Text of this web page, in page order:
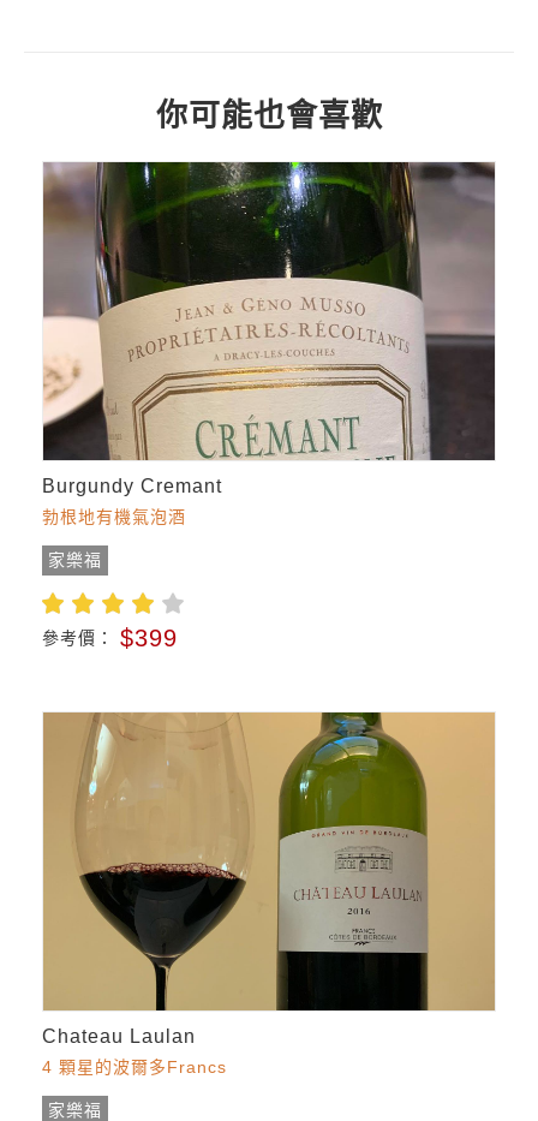
你可能也會喜歡
Burgundy Cremant
勃根地有機氣泡酒
家樂福
參考價： $399
Chateau Laulan
4 顆星的波爾多Francs
家樂福